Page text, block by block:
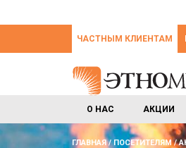
ЧАСТНЫМ КЛИЕНТАМ
О НАС АКЦИИ
ГЛАВНАЯ ПОСЕТИТЕЛЯМ